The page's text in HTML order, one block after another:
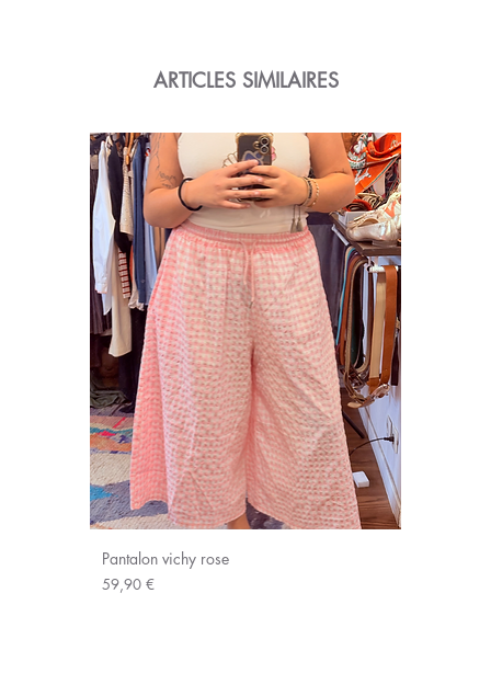
ARTICLES SIMILAIRES
Pantalon vichy rose
Prix
59,90 €